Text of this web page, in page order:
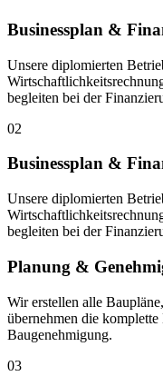
Businessplan &
Unsere diplomierten
begleiten bei der
02
Businessplan &
Unsere diplomierten
begleiten bei der
Planung &
Wir erstellen alle
übernehmen die
Baugenehmigung.
03